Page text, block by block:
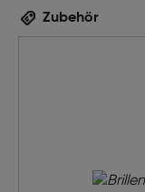
Zubehör